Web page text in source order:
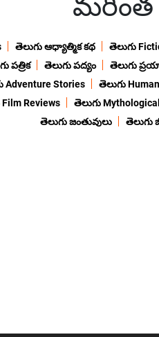
మరింత
తెలుగు ఆధ్యాత్మిక కథ తెలుగు
పత్రిక తెలుగు పద్యం తెలుగు
Adventure Stories తెలుగు
Film Reviews తెలుగు
తెలుగు జంతువులు
తెలుగు